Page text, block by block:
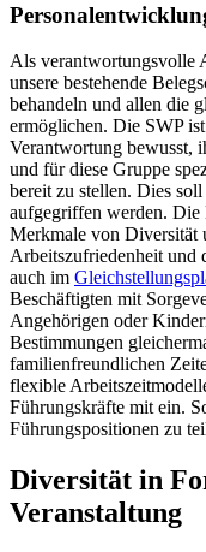
Als verantwortungsvolle
unsere bestehende
behandeln und allen die
ermöglichen. Die SWP
Verantwortung bewusst,
und für diese Gruppe
bereit zu stellen. Dies
aufgegriffen werden. Die
Merkmale von Diversität
Arbeitszufriedenheit und
auch im
Beschäftigten mit
Angehörigen oder
Bestimmungen
familienfreundlichen
flexible
Führungskräfte mit ein.
Führungspositionen zu
Diversität in
Veranstaltung